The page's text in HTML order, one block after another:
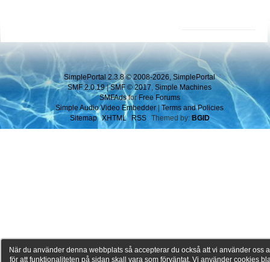
SimplePortal 2.3.8 © 2008-2026, SimplePortal
SMF 2.0.19|SMF © 2017 Simple Machines
SMFAdsfor Free Forums
Simple Audio Video Embedder | Terms and Policies
Sitemap XHTML RSS Themed by: BGID
När du använder denna webbplats så accepterar du också att vi använder oss
för att funktionaliteten på sidan skall vara som förväntat. Vi använder cookies